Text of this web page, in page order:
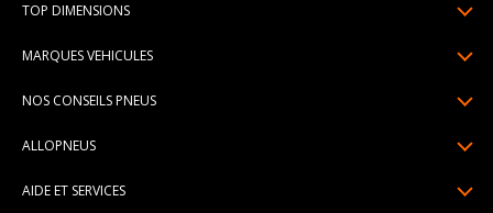
Pneus Continental
Pneus Hankook
Pneus Dunlop
TOP DIMENSIONS
195/65R15
205/60R16
MARQUES VEHICULES
Peugeot
NOS CONSEILS PNEUS
Pression pneu
ALLOPNEUS
AIDE ET SERVICES